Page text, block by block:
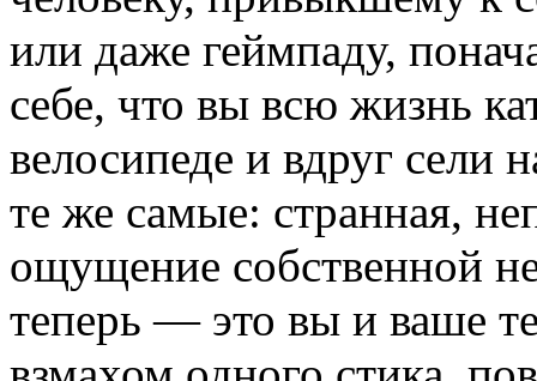
или даже геймпаду,
себе, что вы всю жизнь
велосипеде и вдруг
те же самые: странная,
ощущение собственной
теперь — это вы и ваше